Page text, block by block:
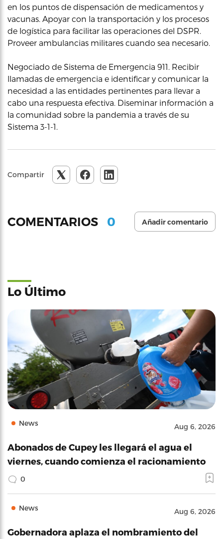
en los puntos de dispensación de medicamentos y
vacunas. Apoyar con la transportación y los procesos
de logística para facilitar las operaciones del DSPR.
Proveer ambulancias militares cuando sea necesario.
Negociado de Sistema de Emergencia 911. Recibir
llamadas de emergencia e identificar y comunicar la
necesidad a las entidades pertinentes para llevar a
cabo una respuesta efectiva. Diseminar información a
la comunidad sobre la pandemia a través de su
Sistema 3-1-1.
Compartir
COMENTARIOS 0 Añadir comentario
Lo Último
News Aug 6, 2026
Abonados de Cupey les llegará el agua el
viernes, cuando comienza el racionamiento
0
News Aug 6, 2026
Gobernadora aplaza el nombramiento del